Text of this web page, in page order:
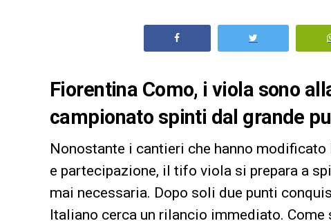
Fiorentina Como, i viola sono
campionato spinti dal grande
Nonostante i cantieri che hanno
e partecipazione, il tifo viola si prepara a
mai necessaria. Dopo soli due punti
Italiano cerca un rilancio immediato.